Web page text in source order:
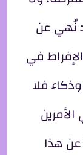
نُهي عن
في
فلا
هذا